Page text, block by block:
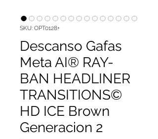
SKU: OPT0128+
Descanso Gafas
Meta AI® RAY-
BAN HEADLINER
TRANSITIONS©
HD ICE Brown
Generacion 2